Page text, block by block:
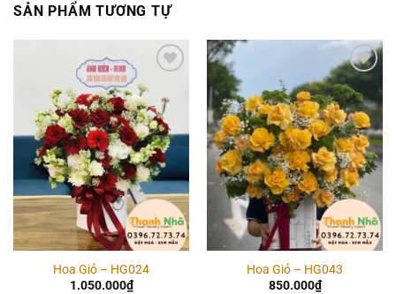
SẢN PHẨM TƯƠNG TỰ
Add to
wishlist
Hoa Giỏ – HG024
1.050.000₫
Add to
wishlist
Hoa Giỏ – HG043
850.000₫